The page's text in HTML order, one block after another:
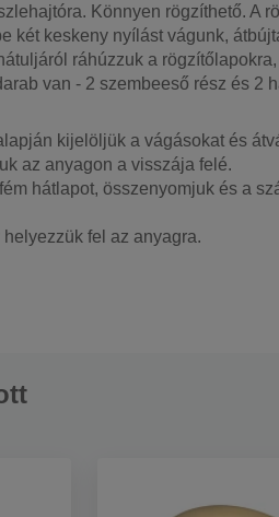
Könnyen rögzíthető. A
két keskeny nyílást vágunk,
ráhúzzuk a
van - 2 szembeeső rész és 2
kijelöljük a vágásokat és
az anyagon a visszája felé.
hátlapot, összenyomjuk és a
fel az anyagra.